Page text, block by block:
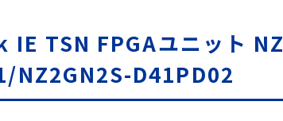
IE TSN FPGAユニット
NZ2GN2S-D41PD02